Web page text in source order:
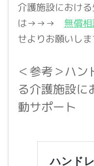
介護施設におけ
は→→→ 無償
せよりお願いし
＜参考＞ハン
る介護施設に
動サポート